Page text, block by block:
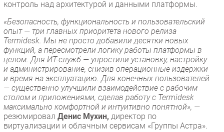
контроль над архитектурой и данными платформы.
«Безопасность, функциональность и пользовательский
опыт — три главных приоритета нового релиза
Termidesk. Мы не просто добавили десятки новых
функций, а пересмотрели логику работы платформы в
целом. Для ИТ-служб — упростили установку, настройку
и администрирование, снизив операционные издержки
и время на эксплуатацию. Для конечных пользователей
— существенно улучшили взаимодействие с рабочим
столом и приложениями, сделав работу с Termidesk
максимально комфортной и интуитивно понятной», —
резюмировал Денис Мухин, директор по
виртуализации и облачным сервисам «Группы Астра».